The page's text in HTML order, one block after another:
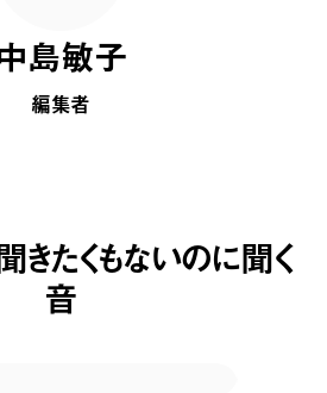
島敏子
編集者
きたくもないのに聞く
音